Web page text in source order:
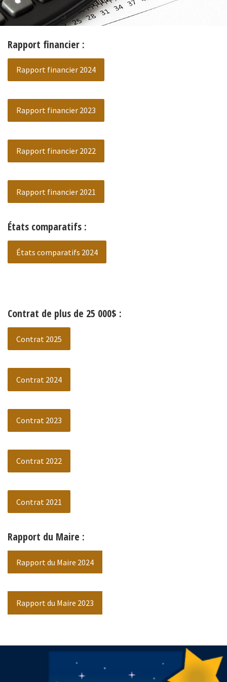
Rapport financier :
Rapport financier 2024
Rapport financier 2023
Rapport financier 2022
Rapport financier 2021
États comparatifs :
États comparatifs 2024
Contrat de plus de 25 000$ :
Contrat 2025
Contrat 2024
Contrat 2023
Contrat 2022
Contrat 2021
Rapport du Maire :
Rapport du Maire 2024
Rapport du Maire 2023